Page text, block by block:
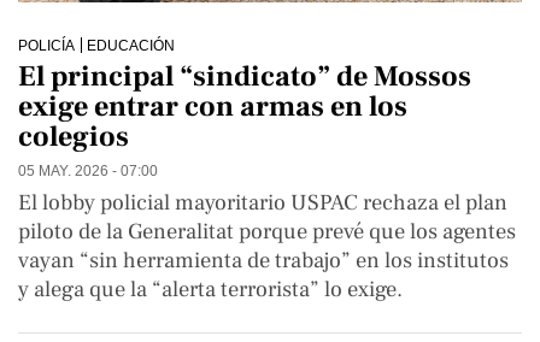
POLICÍA EDUCACIÓN
El principal “sindicato” de Mossos
exige entrar con armas en los
colegios
05 MAY. 2026 - 07:00
El lobby policial mayoritario USPAC rechaza el plan
piloto de la Generalitat porque prevé que los agentes
vayan “sin herramienta de trabajo” en los institutos
y alega que la “alerta terrorista” lo exige.